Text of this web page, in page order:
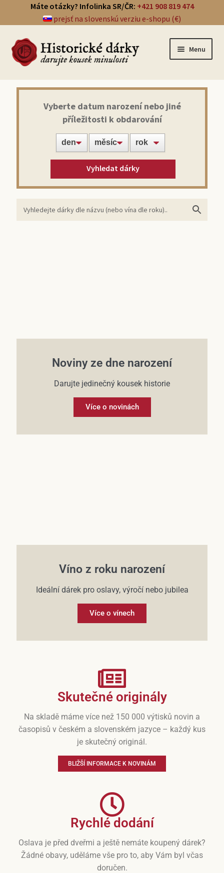
Máte otázky? Infolinka SR/ČR: +421 908 819 474
prejsť na slovenskú verziu e-shopu (€)
Menu
Přehled dárků
Noviny ze dne narození
Víno z roku narození
Vyberte datum narození nebo jiné
příležitosti k obdarování
Vyhledat dárky
Noviny ze dne narození
Darujte jedinečný kousek historie
Více o novinách
Víno z roku narození
Ideální dárek pro oslavy, výročí nebo jubilea
Více o vínech
Skutečné originály
Na skladě máme více než 150 000 výtisků novin a
časopisů v českém a slovenském jazyce – každý kus
je skutečný originál.
BLIŽŠÍ INFORMACE K NOVINÁM
Rychlé dodání
Oslava je před dveřmi a ještě nemáte koupený dárek?
Žádné obavy, uděláme vše pro to, aby Vám byl včas
doručen.